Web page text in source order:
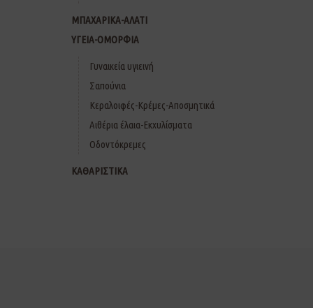
ΜΠΑΧΑΡΙΚΑ-ΑΛΑΤΙ
ΥΓΕΙΑ-ΟΜΟΡΦΙΑ
Γυναικεία υγιεινή
Σαπούνια
Κεραλοιφές-Κρέμες-Αποσμητικά
Αιθέρια έλαια-Εκχυλίσματα
Οδοντόκρεμες
ΚΑΘΑΡΙΣΤΙΚΑ